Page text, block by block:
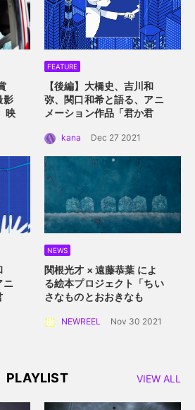
影
映
FEATURE
【後編】大橋史、吉川和
弥、関口和希と語る、アニ
メーション作品「君か君
描くアニメーション的心理
kana Dec 27 2021
ニ
NEWS
関根光才 × 遠藤恭葉 によ
る絵本プロジェクト「ちい
さなものとおおきなも
本にするプロジェクト始動
NEWREEL Nov 30 2021
PLAYLIST VIEW ALL